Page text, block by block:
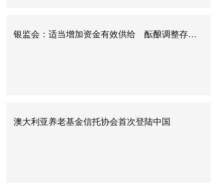
银监会：适当增加资金有效供给 酝酿调整存贷比结构
澳大利亚养老基金信托协会首次登陆中国